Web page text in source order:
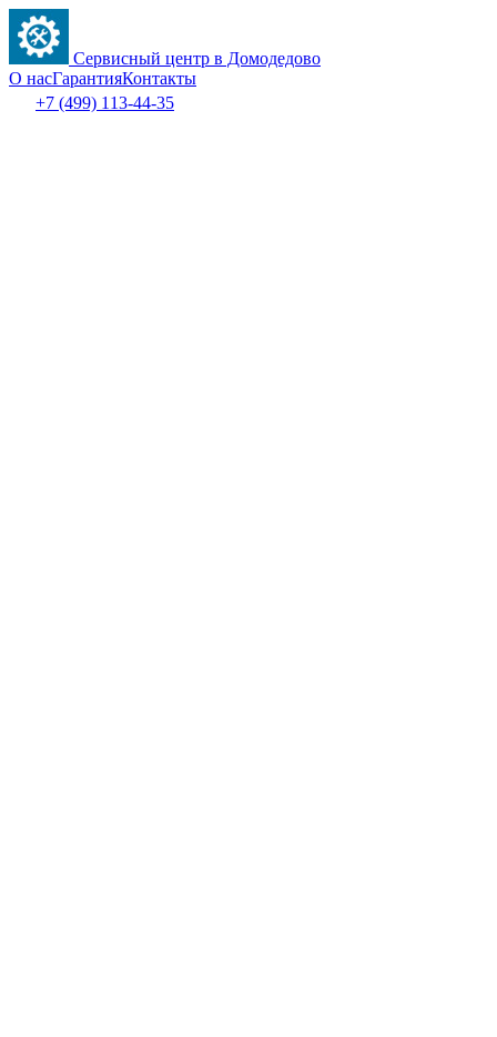
Сервисный центр в Домодедово
О насГарантияКонтакты
+7 (499) 113-44-35